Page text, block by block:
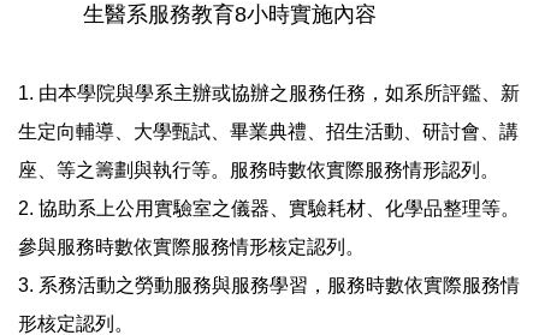
生醫系服務教育8小時實施內容
1. 由本學院與學系主辦或協辦之服務任務，如系所評鑑、新
生定向輔導、大學甄試、畢業典禮、招生活動、研討會、講
座、等之籌劃與執行等。服務時數依實際服務情形認列。
2. 協助系上公用實驗室之儀器、實驗耗材、化學品整理等。
參與服務時數依實際服務情形核定認列。
3. 系務活動之勞動服務與服務學習，服務時數依實際服務情
形核定認列。